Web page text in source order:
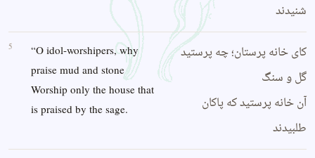
شنیدند
5
“O idol-worshipers, why
praise mud and stone
Worship only the house that
is praised by the sage.
کای خانه پرستان؛ چه پرستید
گل و سنگ
آن خانه پرستید که پاکان
طلبیدند